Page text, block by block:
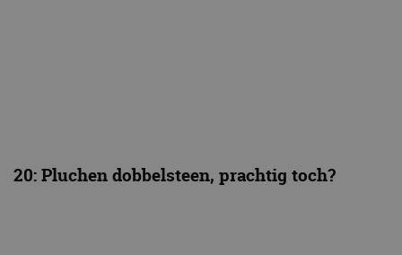
20: Pluchen dobbelsteen, prachtig toch?